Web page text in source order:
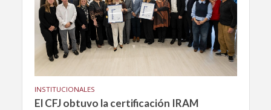
INSTITUCIONALES
El CFJ obtuvo la certificación IRAM